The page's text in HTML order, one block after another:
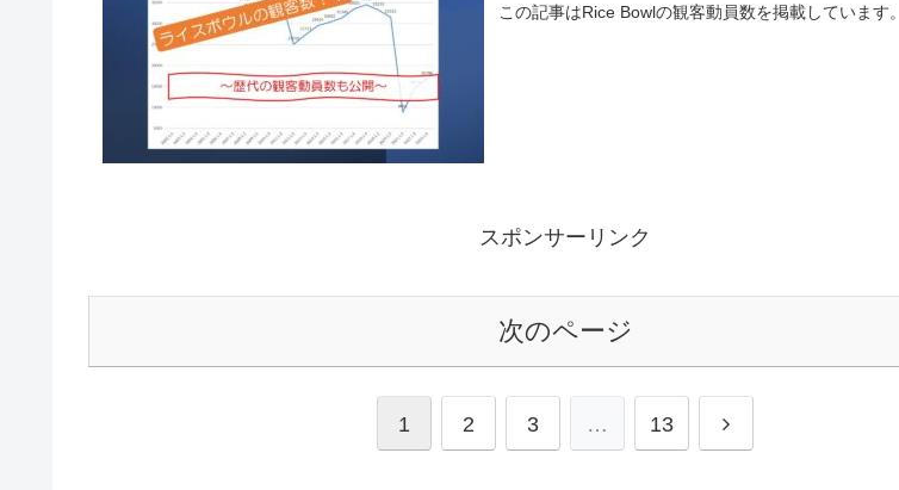
この記事はRice Bowlの観客動員数を掲載しています。
スポンサーリンク
次のページ
1 2 3 … 13